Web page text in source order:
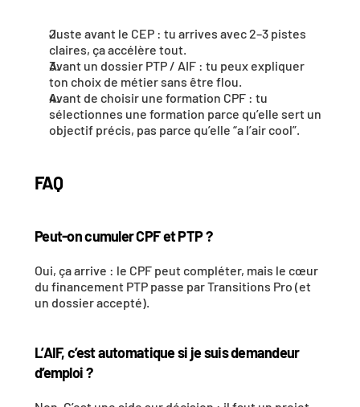
Juste avant le CEP : tu arrives avec 2–3 pistes
claires, ça accélère tout.
Avant un dossier PTP / AIF : tu peux expliquer
ton choix de métier sans être flou.
Avant de choisir une formation CPF : tu
sélectionnes une formation parce qu’elle sert un
objectif précis, pas parce qu’elle “a l’air cool”.
FAQ
Peut-on cumuler CPF et PTP ?
Oui, ça arrive : le CPF peut compléter, mais le cœur
du financement PTP passe par Transitions Pro (et
un dossier accepté).
L’AIF, c’est automatique si je suis demandeur
d’emploi ?